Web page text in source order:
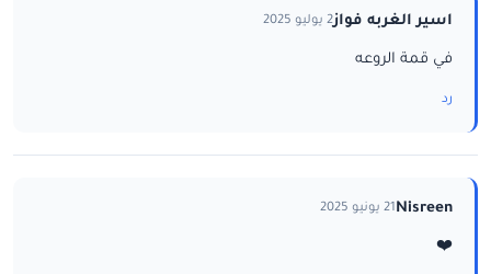
اسير الغربه فواز2 يوليو 2025
في قمة الروعه
رد
Nisreen21 يونيو 2025
❤️